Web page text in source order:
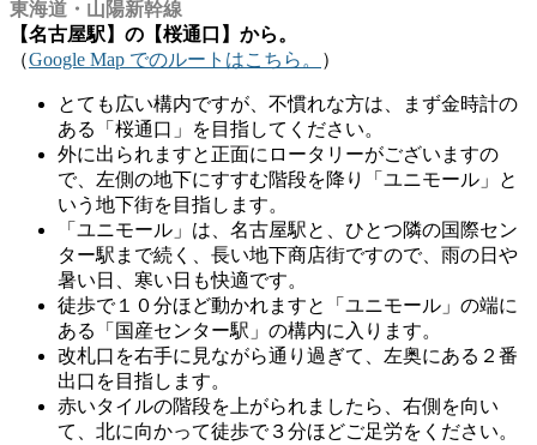
東海道・山陽新幹線
【名古屋駅】の【桜通口】から。
（Google Map でのルートはこちら。 ）
とても広い構内ですが、不慣れな方は、まず金時計の
ある「桜通口」を目指してください。
外に出られますと正面にロータリーがございますの
で、左側の地下にすすむ階段を降り「ユニモール」と
いう地下街を目指します。
「ユニモール」は、名古屋駅と、ひとつ隣の国際セン
ター駅まで続く、長い地下商店街ですので、雨の日や
暑い日、寒い日も快適です。
徒歩で１０分ほど動かれますと「ユニモール」の端に
ある「国産センター駅」の構内に入ります。
改札口を右手に見ながら通り過ぎて、左奥にある２番
出口を目指します。
赤いタイルの階段を上がられましたら、右側を向い
て、北に向かって徒歩で３分ほどご足労をください。